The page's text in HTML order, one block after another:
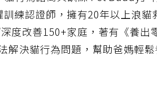
訓練認證師，擁有20年以上浪
度改善150+家庭，著有《養出
解決貓行為問題，幫助爸媽輕鬆